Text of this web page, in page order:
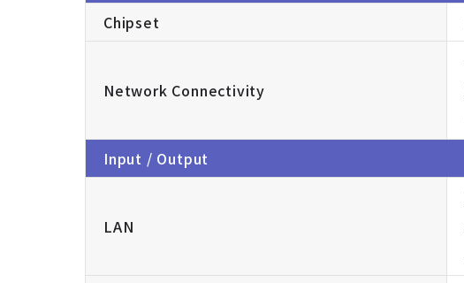
Chipset
Network Connectivity
Input / Output
LAN